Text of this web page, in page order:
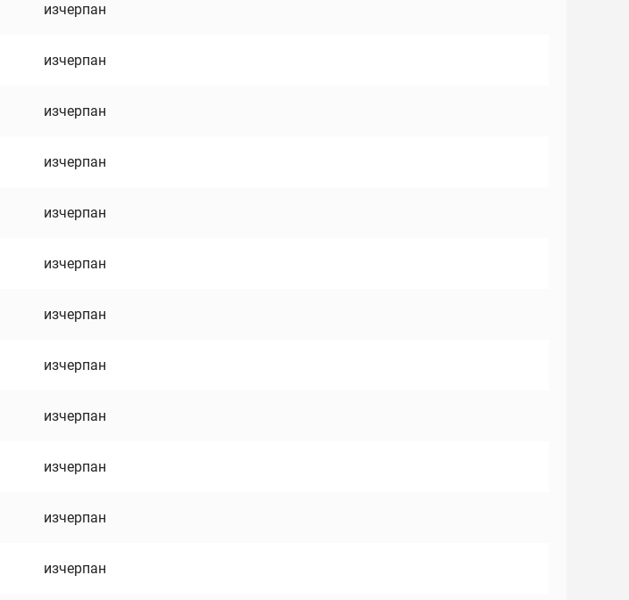
изчерпан
изчерпан
изчерпан
изчерпан
изчерпан
изчерпан
изчерпан
изчерпан
изчерпан
изчерпан
изчерпан
изчерпан